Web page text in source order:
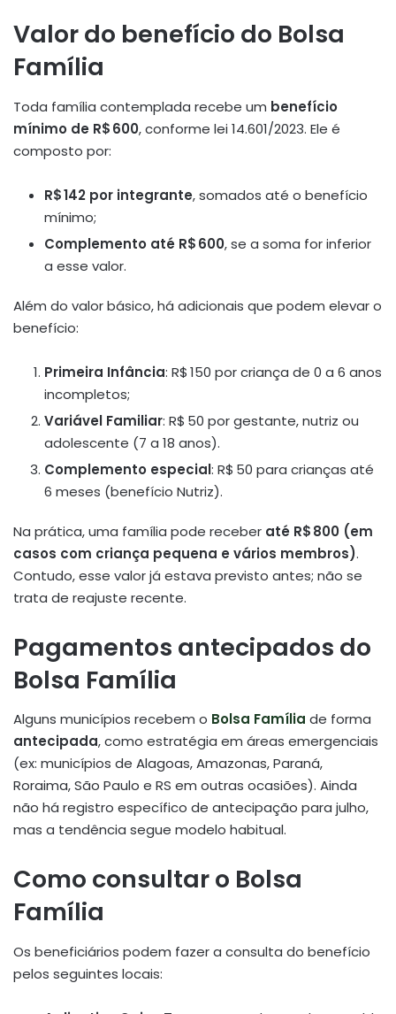
Valor do benefício do Bolsa
Família
Toda família contemplada recebe um benefício
mínimo de R$ 600, conforme lei 14.601/2023. Ele é
composto por:
R$ 142 por integrante, somados até o benefício
mínimo;
Comple­mento até R$ 600, se a soma for inferior
a esse valor.
Além do valor básico, há adicionais que podem elevar o
benefício:
Primeira Infância: R$ 150 por criança de 0 a 6 anos
incompletos;
Variável Familiar: R$ 50 por gestante, nutriz ou
adolescente (7 a 18 anos).
Complemento especial: R$ 50 para crianças até
6 meses (benefício Nutriz).
Na prática, uma família pode receber até R$ 800 (em
casos com criança pequena e vários membros).
Contudo, esse valor já estava previsto antes; não se
trata de reajuste recente.
Pagamentos antecipados do
Bolsa Família
Alguns municípios recebem o Bolsa Família de forma
antecipada, como estratégia em áreas emergenciais
(ex: municípios de Alagoas, Amazonas, Paraná,
Roraima, São Paulo e RS em outras ocasiões). Ainda
não há registro específico de antecipação para julho,
mas a tendência segue modelo habitual.
Como consultar o Bolsa
Família
Os beneficiários podem fazer a consulta do benefício
pelos seguintes locais: